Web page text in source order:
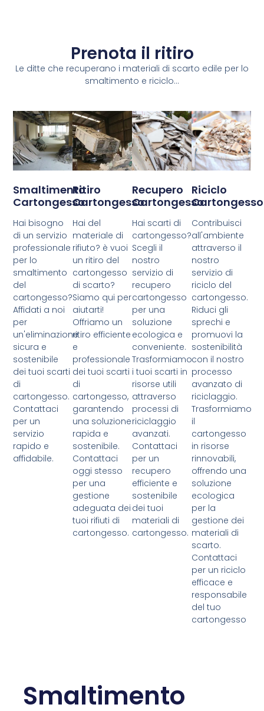
Prenota il ritiro
Le ditte che recuperano i materiali di scarto edile per lo
smaltimento e riciclo...
Smaltimento
Cartongesso
Hai bisogno
di un servizio
professionale
per lo
smaltimento
del
cartongesso?
Affidati a noi
per
un'eliminazione
sicura e
sostenibile
dei tuoi scarti
di
cartongesso.
Contattaci
per un
servizio
rapido e
affidabile.
Ritiro
Cartongesso
Hai del
materiale di
rifiuto? è vuoi
un ritiro del
cartongesso
di scarto?
Siamo qui per
aiutarti!
Offriamo un
ritiro efficiente
e
professionale
dei tuoi scarti
di
cartongesso,
garantendo
una soluzione
rapida e
sostenibile.
Contattaci
oggi stesso
per una
gestione
adeguata dei
tuoi rifiuti di
cartongesso.
Recupero
Cartongesso
Hai scarti di
cartongesso?
Scegli il
nostro
servizio di
recupero
cartongesso
per una
soluzione
ecologica e
conveniente.
Trasformiamo
i tuoi scarti in
risorse utili
attraverso
processi di
riciclaggio
avanzati.
Contattaci
per un
recupero
efficiente e
sostenibile
dei tuoi
materiali di
cartongesso.
Riciclo
Cartongesso
Contribuisci
all'ambiente
attraverso il
nostro
servizio di
riciclo del
cartongesso.
Riduci gli
sprechi e
promuovi la
sostenibilità
con il nostro
processo
avanzato di
riciclaggio.
Trasformiamo
il
cartongesso
in risorse
rinnovabili,
offrendo una
soluzione
ecologica
per la
gestione dei
materiali di
scarto.
Contattaci
per un riciclo
efficace e
responsabile
del tuo
cartongesso
Smaltimento